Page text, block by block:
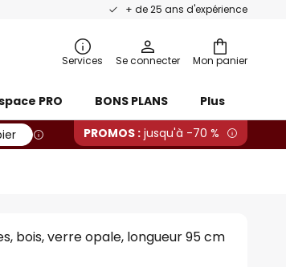
+ de 25 ans d'expérience
Mon panier
Services Se connecter
PRO BONS PLANS Plus
PROMOS : jusqu'à -70 %
bois, verre opale, longueur 95 cm